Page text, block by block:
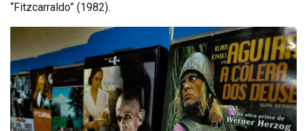
“Fitzcarraldo” (1982).